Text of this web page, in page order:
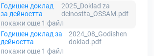
Годишен доклад
за дейността
2025_Doklad za
deinostta_OSSAM.pdf
покажи още 1 файл
Годишен доклад за
дейността
2024_08_Godishen
doklad.pdf
покажи още 1 файл